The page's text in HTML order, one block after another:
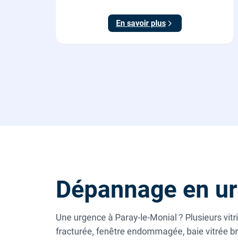
Fournie et posée par nos vitriers.
En savoir plus
Dépannage en
Une urgence à Paray-le-Monial ? Plusieurs
fracturée, fenêtre endommagée, baie vitrée